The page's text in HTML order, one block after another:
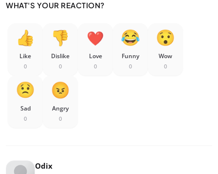
WHAT'S YOUR REACTION?
Like
0
Dislike
0
Love
0
Funny
0
Wow
0
Sad
0
Angry
0
Odix